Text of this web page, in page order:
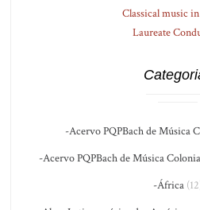
Classical music
Laureate
-Acervo PQPBach de Música
-Acervo PQPBach de Música
-África